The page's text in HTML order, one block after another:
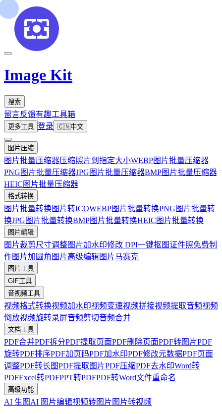
Image Kit
搜索
留言反馈有趣工具箱
更多工具 登录 🇨🇳中文
图片压缩
图片批量压缩器压缩照片到指定大小WEBP图片批量压缩器
PNG图片批量压缩器JPG图片批量压缩器BMP图片批量压缩器
HEIC图片批量压缩器
格式转换
图片批量转换图片转ICOWEBP图片批量转换PNG图片批量转
换JPG图片批量转换BMP图片批量转换HEIC图片批量转换
图片编辑
图片裁剪尺寸调整图片加水印修改 DPI一键抠图证件照免费制
作图片加圆角 图片高级编辑图片马赛克
图片工具
GIF工具
音视频工具
视频格式转换视频加水印视频变速视频拼接视频提取音频视频
倒放视频旋转录屏音频剪切音频合并
文档工具
PDF合并PDF拆分PDF提取页面PDF删除页面PDF转图片PDF
旋转PDF排序PDF加页码PDF加水印PDF修改元数据PDF页面
调整PDF转长图PDF提取图片PDF压缩PDF去水印Word转
PDFExcel转PDFPPT转PDFPDF转Word文件重命名
高级功能
AI 生图 AI 图片编辑视频转图片 图片转视频